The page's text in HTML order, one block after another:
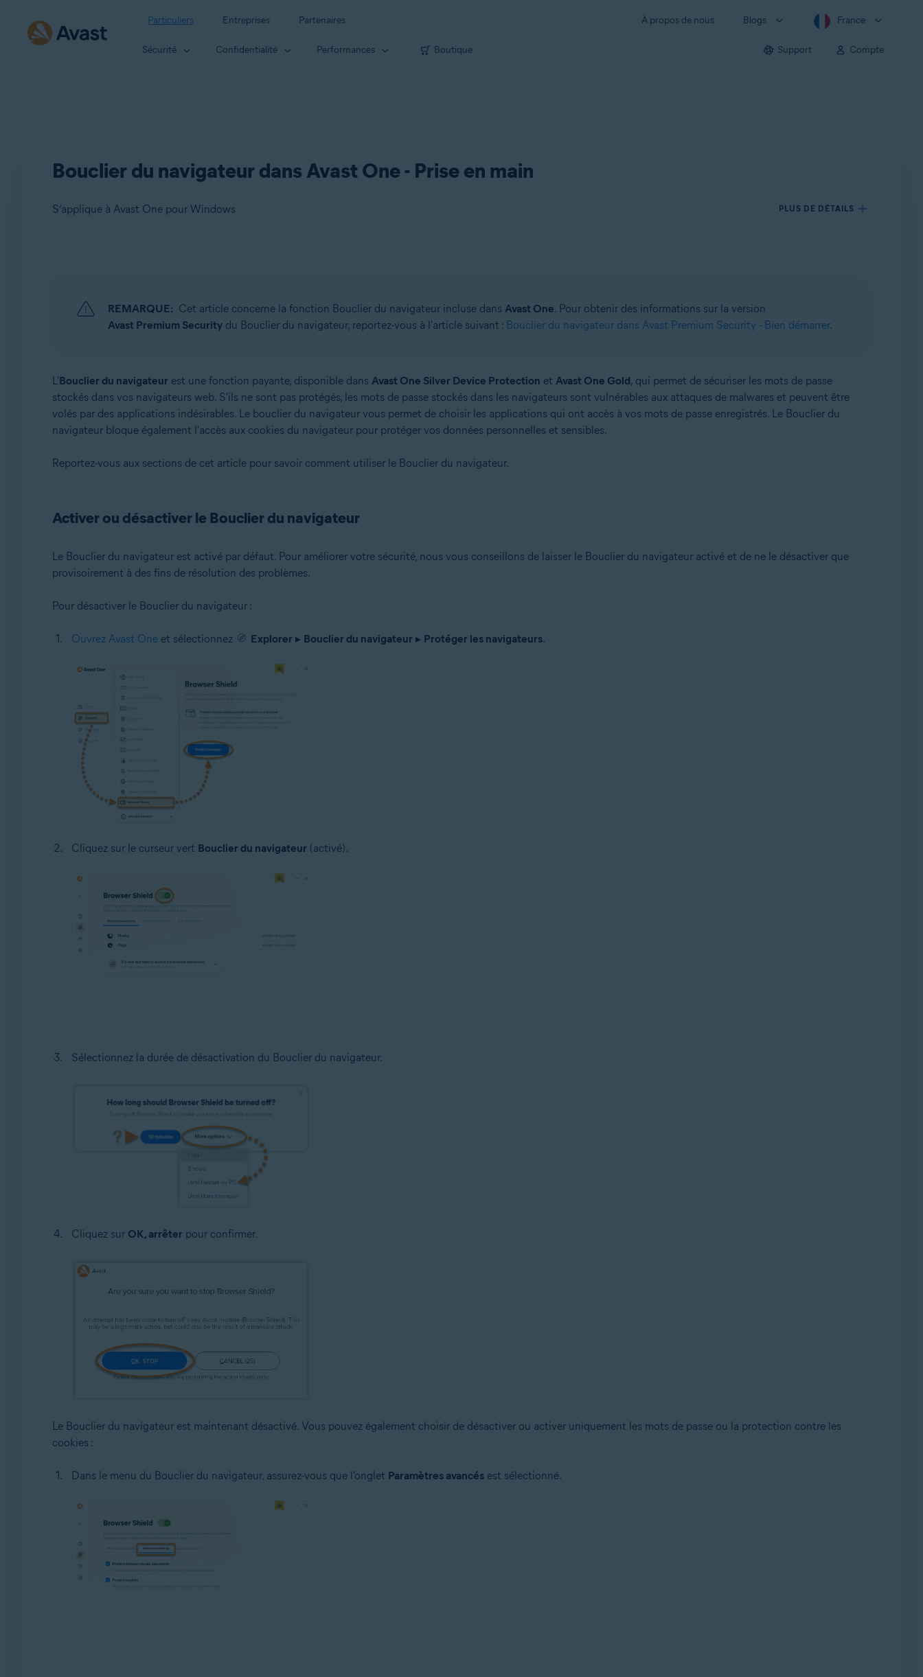
Particuliers Entreprises Partenaires À propos de nous Blogs France
Sécurité Confidentialité Performances Boutique Support Compte
Bouclier du navigateur dans Avast One - Prise en main
S’applique à Avast One pour Windows PLUS DE DÉTAILS
Systèmes d'exploitation:
Microsoft Windows 8/Professionnel/Entreprise (32/64 bits)
Microsoft Windows 7 Édition Familiale Basique/Édition Familiale Premium/Professionnel/Entreprise/Édition Intégrale - Service Pack 1 avec mise à jour cumulative de commodité (32/64
bits)
REMARQUE: Cet article concerne la fonction Bouclier du navigateur incluse dans Avast One. Pour obtenir des informations sur la version
Avast Premium Securitydu Bouclier du navigateur, reportez-vous à l'article suivant : Bouclier du navigateur dans Avast Premium Security - Bien démarrer.
L'Bouclier du navigateur est une fonction payante, disponible dans Avast One Silver Device Protection et Avast One Gold, qui permet de sécuriser les mots de passe
stockés dans vos navigateurs web. S'ils ne sont pas protégés, les mots de passe stockés dans les navigateurs sont vulnérables aux attaques de malwares et peuvent être
volés par des applications indésirables. Le bouclier du navigateur vous permet de choisir les applications qui ont accès à vos mots de passe enregistrés. Le Bouclier du
navigateur bloque également l'accès aux cookies du navigateur pour protéger vos données personnelles et sensibles.
Reportez-vous aux sections de cet article pour savoir comment utiliser le Bouclier du navigateur.
Activer ou désactiver le Bouclier du navigateur
Le Bouclier du navigateur est activé par défaut. Pour améliorer votre sécurité, nous vous conseillons de laisser le Bouclier du navigateur activé et de ne le désactiver que
provisoirement à des fins de résolution des problèmes.
Pour désactiver le Bouclier du navigateur :
Ouvrez Avast Oneet sélectionnez Explorer ▸ Bouclier du navigateur ▸ Protéger les navigateurs.
Cliquez sur le curseur vert Bouclier du navigateur (activé).
Sélectionnez la durée de désactivation du Bouclier du navigateur.
Cliquez sur OK, arrêter pour confirmer.
Le Bouclier du navigateur est maintenant désactivé. Vous pouvez également choisir de désactiver ou activer uniquement les mots de passe ou la protection contre les
cookies :
Dans le menu du Bouclier du navigateur, assurez-vous que l'onglet Paramètres avancésest sélectionné.